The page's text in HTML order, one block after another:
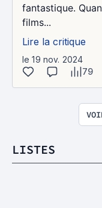
fantastique.
films...
Lire la critique
le 19 nov. 2024
79
LISTES